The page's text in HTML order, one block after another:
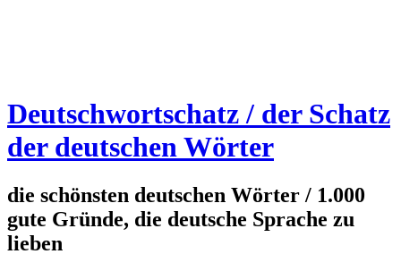
Deutschwortschatz / der Schatz
der deutschen Wörter
die schönsten deutschen Wörter / 1.000
gute Gründe, die deutsche Sprache zu
lieben